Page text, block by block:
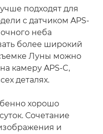
подходят для
с датчиком APS-
неба
более широкий
Луны можно
камеру APS-C,
деталях.
хорошо
Сочетание
и